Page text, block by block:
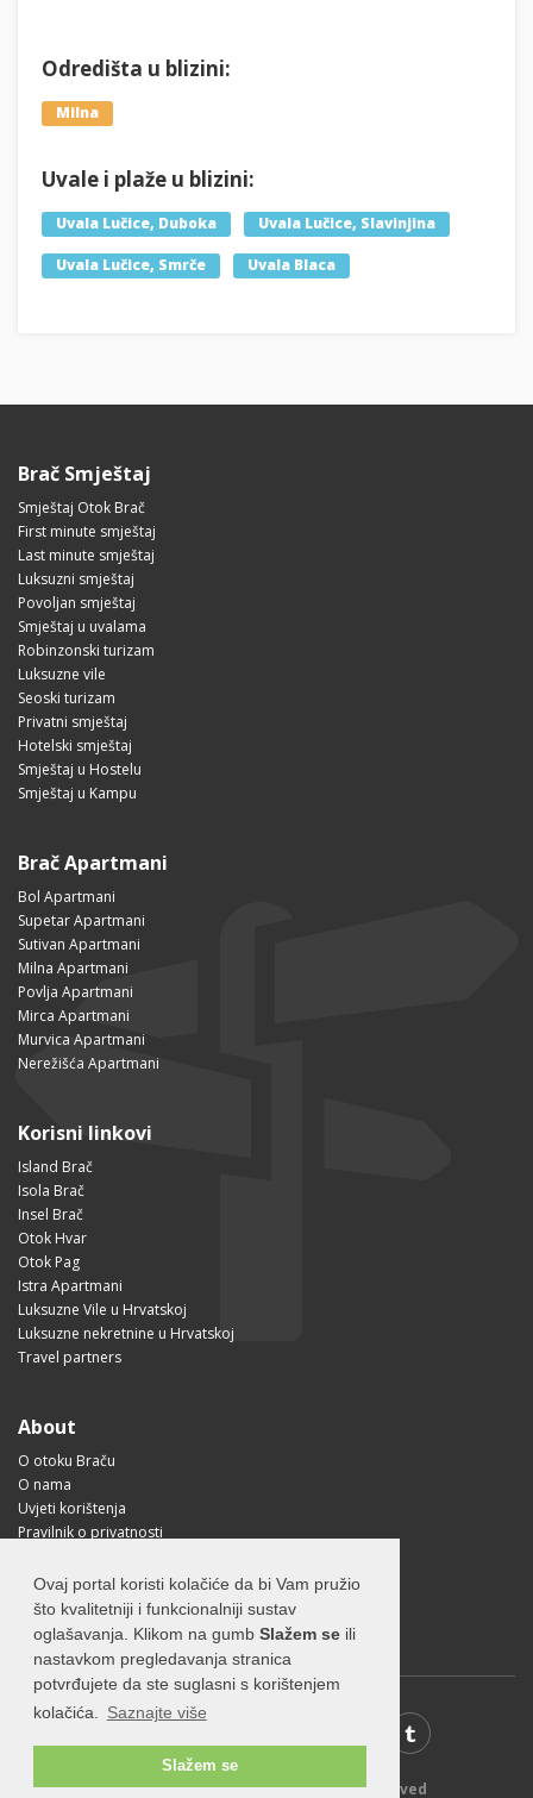
Ovaj portal koristi kolačiće da bi Vam pružio
što kvalitetniji i funkcionalniji sustav
oglašavanja. Klikom na gumb Slažem se ili
nastavkom pregledavanja stranica
potvrđujete da ste suglasni s korištenjem
kolačića.
Saznajte više
Slažem se
Odredišta u blizini:
Milna
Uvale i plaže u blizini:
Uvala Lučice, Duboka Uvala Lučice, Slavinjina
Uvala Lučice, Smrče Uvala Blaca
Brač Smještaj
Smještaj Otok Brač
First minute smještaj
Last minute smještaj
Luksuzni smještaj
Povoljan smještaj
Smještaj u uvalama
Robinzonski turizam
Luksuzne vile
Seoski turizam
Privatni smještaj
Hotelski smještaj
Smještaj u Hostelu
Smještaj u Kampu
Brač Apartmani
Bol Apartmani
Supetar Apartmani
Sutivan Apartmani
Milna Apartmani
Povlja Apartmani
Mirca Apartmani
Murvica Apartmani
Nerežišća Apartmani
Korisni linkovi
Island Brač
Isola Brač
Insel Brač
Otok Hvar
Otok Pag
Istra Apartmani
Luksuzne Vile u Hrvatskoj
Luksuzne nekretnine u Hrvatskoj
Travel partners
About
O otoku Braču
O nama
Uvjeti korištenja
Pravilnik o privatnosti
Kako doći na Brač?
Visit Croatia
© 2026 Visit-Brac.com - All rights reserved